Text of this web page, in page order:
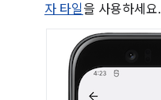
자 타일을 사용하세요.